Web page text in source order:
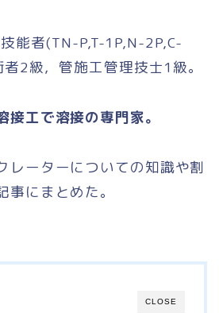
能者(TN-P,T-1P,N-2P,C-
2級，管施工管理技士1級。
工で溶接の専門家。
レーターについての知識や割
にまとめた。
CLOSE